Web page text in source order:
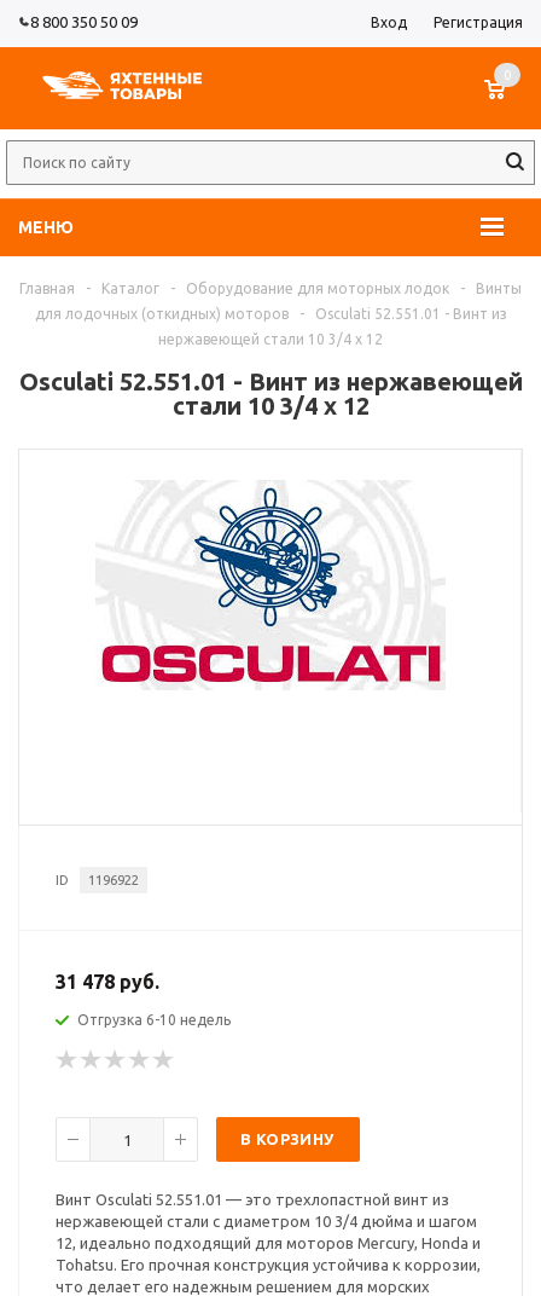
8 800 350 50 09 Вход Регистрация
МЕНЮ
0
Главная - Каталог - Оборудование для моторных лодок -
Винты
для лодочных (откидных) моторов
-
Osculati 52.551.01 - Винт из
нержавеющей стали 10 3/4 x 12
Osculati 52.551.01 - Винт из нержавеющей
стали 10 3/4 x 12
ID 1196922
31 478 руб.
Отгрузка 6-10 недель
В КОРЗИНУ
Винт Osculati 52.551.01 — это трехлопастной винт из
нержавеющей стали с диаметром 10 3/4 дюйма и шагом
12, идеально подходящий для моторов Mercury, Honda и
Tohatsu. Его прочная конструкция устойчива к коррозии,
что делает его надежным решением для морских